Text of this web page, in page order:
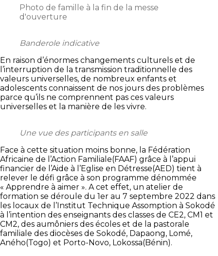
Photo de famille à la fin de la messe
d'ouverture
Banderole indicative
En raison d’énormes changements culturels et de
l’interruption de la transmission traditionnelle des
valeurs universelles, de nombreux enfants et
adolescents connaissent de nos jours des problèmes
parce qu’ils ne comprennent pas ces valeurs
universelles et la manière de les vivre.
Une vue des participants en salle
Face à cette situation moins bonne, la Fédération
Africaine de l’Action Familiale(FAAF) grâce à l’appui
financier de l’Aide à l’Eglise en Détresse(AED) tient à
relever le défi grâce à son programme dénommée
« Apprendre à aimer ». A cet effet, un atelier de
formation se déroule du 1er au 7 septembre 2022 dans
les locaux de l’Institut Technique Assomption à Sokodé
à l’intention des enseignants des classes de CE2, CM1 et
CM2, des aumôniers des écoles et de la pastorale
familiale des diocèses de Sokodé, Dapaong, Lomé,
Aného(Togo) et Porto-Novo, Lokossa(Bénin).